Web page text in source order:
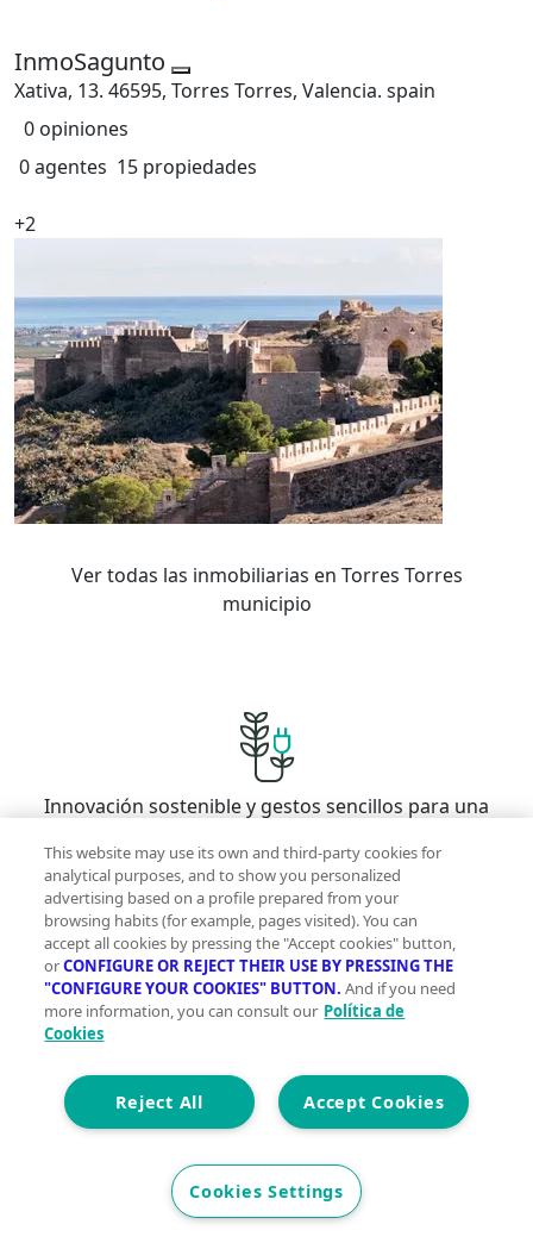
InmoSagunto
Xativa, 13. 46595, Torres Torres, Valencia. spain
0 opiniones
0 agentes 15 propiedades
+2
Ver todas las inmobiliarias en Torres Torres
municipio
Innovación sostenible y gestos sencillos para una
Comprometidas con tu presente para que vivas
mejor mañana
Con la garantía de contar con profesionales
verificados
This website may use its own and third-party cookies for
analytical purposes, and to show you personalized
advertising based on a profile prepared from your
browsing habits (for example, pages visited). You can
accept all cookies by pressing the "Accept cookies" button,
orCONFIGURE OR REJECT THEIR USE BY PRESSING THE
"CONFIGURE YOUR COOKIES" BUTTON. And if you need
more information, you can consult our Política de
Cookies
Accept Cookies
Reject All
Cookies Settings